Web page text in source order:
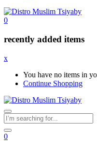
0
recently added items
x
You have no items in
Continue Shopping
0